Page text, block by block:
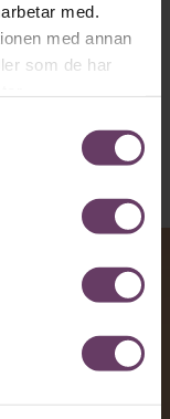
med.
med annan
som de har